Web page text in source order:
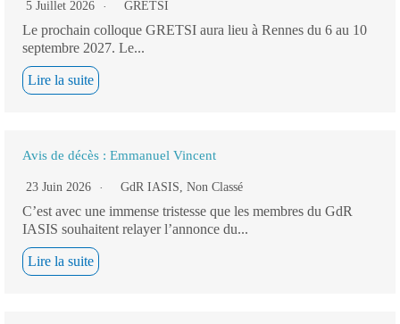
5 Juillet 2026 GRETSI
Le prochain colloque GRETSI aura lieu à Rennes du 6 au 10
septembre 2027. Le...
Lire la suite
Avis de décès : Emmanuel Vincent
23 Juin 2026 GdR IASIS, Non Classé
C’est avec une immense tristesse que les membres du GdR
IASIS souhaitent relayer l’annonce du...
Lire la suite